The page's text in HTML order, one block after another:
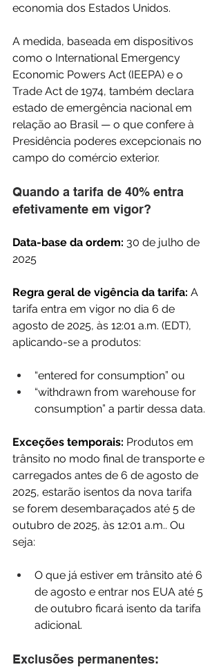
economia dos Estados Unidos.
A medida, baseada em dispositivos
como o International Emergency
Economic Powers Act (IEEPA) e o
Trade Act de 1974, também declara
estado de emergência nacional em
relação ao Brasil — o que confere à
Presidência poderes excepcionais no
campo do comércio exterior.
Quando a tarifa de 40% entra
efetivamente em vigor?
Data-base da ordem: 30 de julho de
2025
Regra geral de vigência da tarifa: A
tarifa entra em vigor no dia 6 de
agosto de 2025, às 12:01 a.m. (EDT),
aplicando-se a produtos:
“entered for consumption” ou
“withdrawn from warehouse for
consumption” a partir dessa data.
Exceções temporais: Produtos em
trânsito no modo final de transporte e
carregados antes de 6 de agosto de
2025, estarão isentos da nova tarifa
se forem desembaraçados até 5 de
outubro de 2025, às 12:01 a.m.. Ou
seja:
O que já estiver em trânsito até 6
de agosto e entrar nos EUA até 5
de outubro ficará isento da tarifa
adicional.
Exclusões permanentes: